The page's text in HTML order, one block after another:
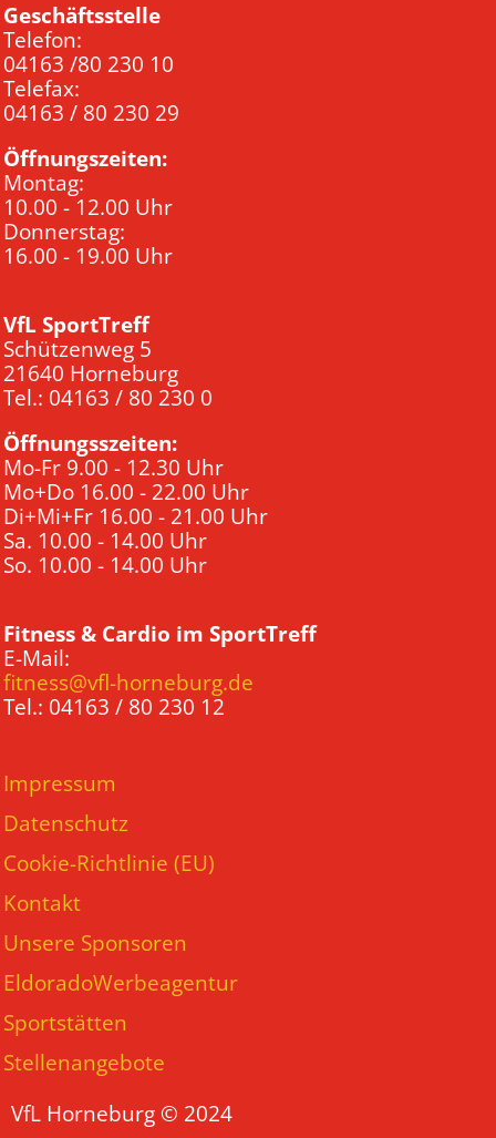
Geschäftsstelle
Telefon:
04163 /80 230 10
Telefax:
04163 / 80 230 29
Öffnungszeiten:
Montag:
10.00 - 12.00 Uhr
Donnerstag:
16.00 - 19.00 Uhr
VfL SportTreff
Schützenweg 5
21640 Horneburg
Tel.: 04163 / 80 230 0
Öffnungsszeiten:
Mo-Fr 9.00 - 12.30 Uhr
Mo+Do 16.00 - 22.00 Uhr
Di+Mi+Fr 16.00 - 21.00 Uhr
Sa. 10.00 - 14.00 Uhr
So. 10.00 - 14.00 Uhr
Fitness & Cardio im SportTreff
E-Mail:
fitness@vfl-horneburg.de
Tel.: 04163 / 80 230 12
Impressum
Datenschutz
Cookie-Richtlinie (EU)
Kontakt
Unsere Sponsoren
EldoradoWerbeagentur
Sportstätten
Stellenangebote
VfL Horneburg © 2024